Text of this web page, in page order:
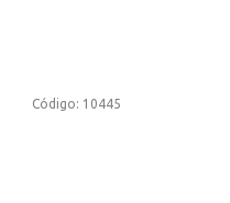
Código: 10445